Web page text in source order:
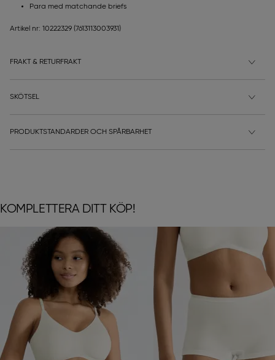
Para med matchande briefs
Artikel nr: 10222329 (7613113003931)
FRAKT & RETURFRAKT
SKÖTSEL
PRODUKTSTANDARDER OCH SPÅRBARHET
KOMPLETTERA DITT KÖP!